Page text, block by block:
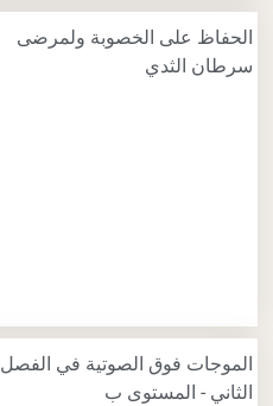
الحفاظ على الخصوبة ولمرضى
سرطان الثدي
الموجات فوق الصوتية في الفصل
الثاني - المستوى ب